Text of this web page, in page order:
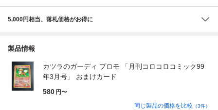
5,000円相当、落札価格がお得に
製品情報
カツラのガーディ プロモ 「月刊コロコロコミック99
年3月号」 おまけカード
580 円〜
同じ製品の価格を比較 （3件）